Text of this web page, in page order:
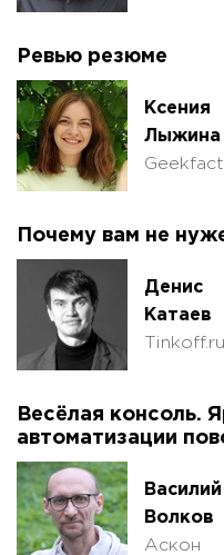
Ревью резюме
Ксения
Лыжина
Почему вам не
Денис
Катаев
Tinkoff.ru
Весёлая консоль.
автоматизации
Василий
Волков
Аскон